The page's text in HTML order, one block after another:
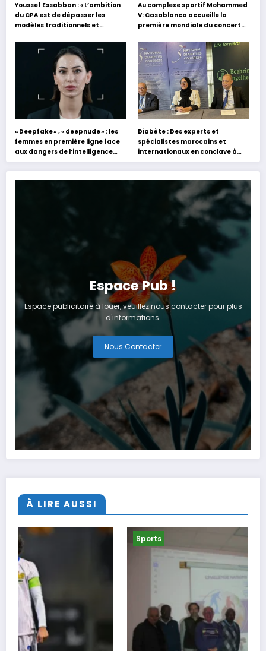
Youssef Essabban : « L’ambition
du CPA est de dépasser les
modèles traditionnels et
s’appuyant sur le partage des
expériences »
Au complexe sportif Mohammed
V: Casablanca accueille la
première mondiale du concert
Hafez
« Deepfake » , « deepnude » : les
femmes en première ligne face
aux dangers de l’intelligence
artificielle
Diabète : Des experts et
spécialistes marocains et
internationaux en conclave à
Tanger
Espace Pub !
Espace publicitaire à louer, veuillez nous contacter pour plus
d'informations.
Nous Contacter
À LIRE AUSSI